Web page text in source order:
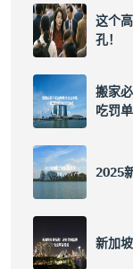
这个
孔！
搬家
吃罚单
2025
新加